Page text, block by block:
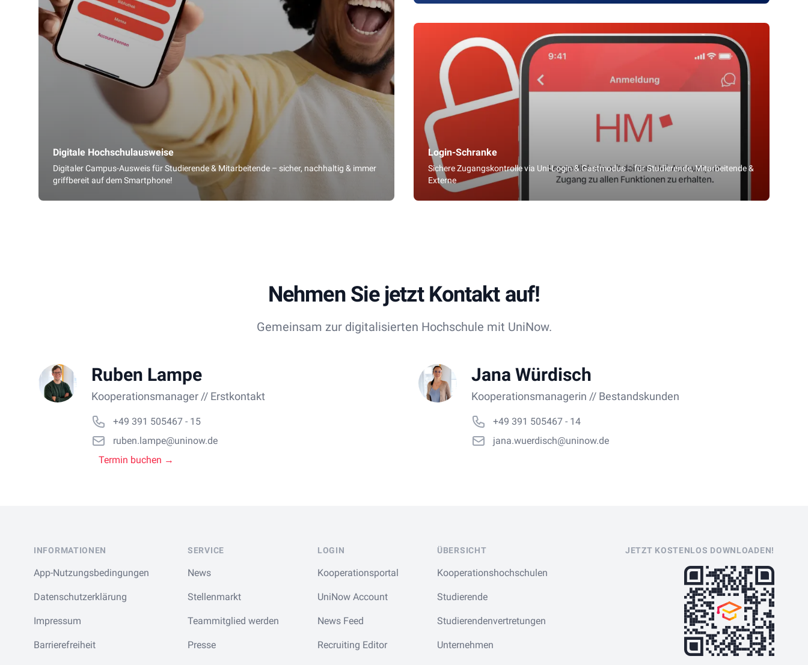
Digitale Hochschulausweise
Digitaler Campus-Ausweis für Studierende & Mitarbeitende – sicher, nachhaltig & immer
griffbereit auf dem Smartphone!
Login-Schranke
Sichere Zugangskontrolle via Uni-Login & Gastmodus – für Studierende, Mitarbeitende &
Externe
Nehmen Sie jetzt Kontakt auf!
Gemeinsam zur digitalisierten Hochschule mit UniNow.
Ruben Lampe
Kooperationsmanager // Erstkontakt
+49 391 505467 - 15
ruben.lampe@uninow.de
Termin buchen →
Jana Würdisch
Kooperationsmanagerin // Bestandskunden
+49 391 505467 - 14
jana.wuerdisch@uninow.de
INFORMATIONEN
App-Nutzungsbedingungen
Datenschutzerklärung
Impressum
Barrierefreiheit
SERVICE
News
Stellenmarkt
Teammitglied werden
Presse
LOGIN
Kooperationsportal
UniNow Account
News Feed
Recruiting Editor
ÜBERSICHT
Kooperationshochschulen
Studierende
Studierendenvertretungen
Unternehmen
JETZT KOSTENLOS DOWNLOADEN!